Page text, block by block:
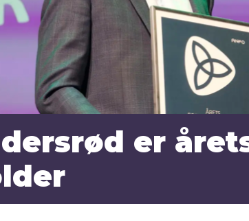
er